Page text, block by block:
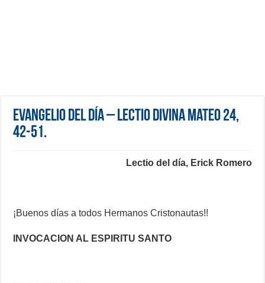
Evangelio del día – Lectio Divina Mateo 24,
42-51.
Lectio del día, Erick Romero
¡Buenos días a todos Hermanos Cristonautas!!
INVOCACION AL ESPIRITU SANTO